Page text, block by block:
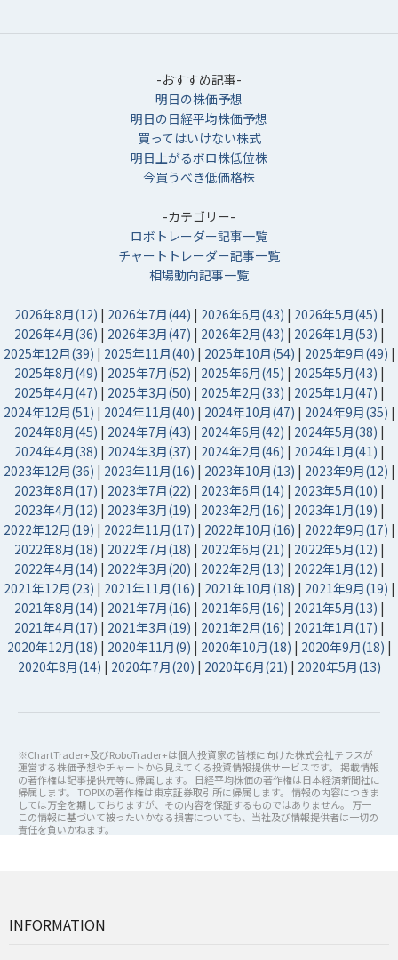
-おすすめ記事-
明日の株価予想
明日の日経平均株価予想
買ってはいけない株式
明日上がるボロ株低位株
今買うべき低価格株
-カテゴリー-
ロボトレーダー記事一覧
チャートトレーダー記事一覧
相場動向記事一覧
2026年8月(12) | 2026年7月(44) | 2026年6月(43) | 2026年5月(45) |
2026年4月(36) | 2026年3月(47) | 2026年2月(43) | 2026年1月(53) |
2025年12月(39) | 2025年11月(40) | 2025年10月(54) | 2025年9月(49) |
2025年8月(49) | 2025年7月(52) | 2025年6月(45) | 2025年5月(43) |
2025年4月(47) | 2025年3月(50) | 2025年2月(33) | 2025年1月(47) |
2024年12月(51) | 2024年11月(40) | 2024年10月(47) | 2024年9月(35) |
2024年8月(45) | 2024年7月(43) | 2024年6月(42) | 2024年5月(38) |
2024年4月(38) | 2024年3月(37) | 2024年2月(46) | 2024年1月(41) |
2023年12月(36) | 2023年11月(16) | 2023年10月(13) | 2023年9月(12) |
2023年8月(17) | 2023年7月(22) | 2023年6月(14) | 2023年5月(10) |
2023年4月(12) | 2023年3月(19) | 2023年2月(16) | 2023年1月(19) |
2022年12月(19) | 2022年11月(17) | 2022年10月(16) | 2022年9月(17) |
2022年8月(18) | 2022年7月(18) | 2022年6月(21) | 2022年5月(12) |
2022年4月(14) | 2022年3月(20) | 2022年2月(13) | 2022年1月(12) |
2021年12月(23) | 2021年11月(16) | 2021年10月(18) | 2021年9月(19) |
2021年8月(14) | 2021年7月(16) | 2021年6月(16) | 2021年5月(13) |
2021年4月(17) | 2021年3月(19) | 2021年2月(16) | 2021年1月(17) |
2020年12月(18) | 2020年11月(9) | 2020年10月(18) | 2020年9月(18) |
2020年8月(14) | 2020年7月(20) | 2020年6月(21) | 2020年5月(13)
※ChartTrader+及びRoboTrader+は個人投資家の皆様に向けた株式会社テラスが
運営する株価予想やチャートから見えてくる投資情報提供サービスです。 掲載情報
の著作権は記事提供元等に帰属します。 日経平均株価の著作権は日本経済新聞社に
帰属します。 TOPIXの著作権は東京証券取引所に帰属します。 情報の内容につきま
しては万全を期しておりますが、その内容を保証するものではありません。 万一
この情報に基づいて被ったいかなる損害についても、当社及び情報提供者は一切の
責任を負いかねます。
INFORMATION